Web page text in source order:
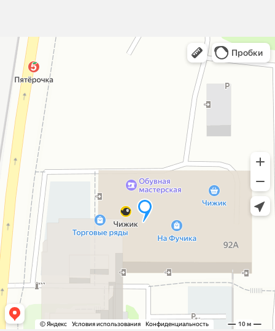
Усиление сотовой связи и 4G интернета